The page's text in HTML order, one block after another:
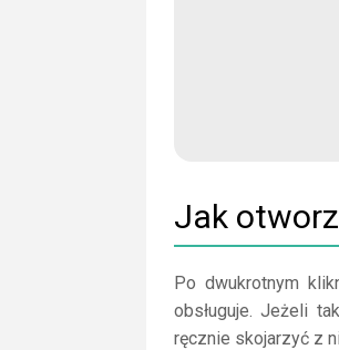
Jak
Po dwukrotnym
obsługuje. Jeżeli
ręcznie skojarzyć z